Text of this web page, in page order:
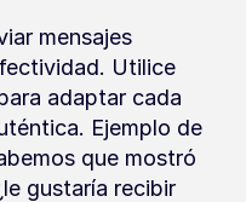
mensajes
Utilice
adaptar cada
Ejemplo de
que mostró
gustaría recibir